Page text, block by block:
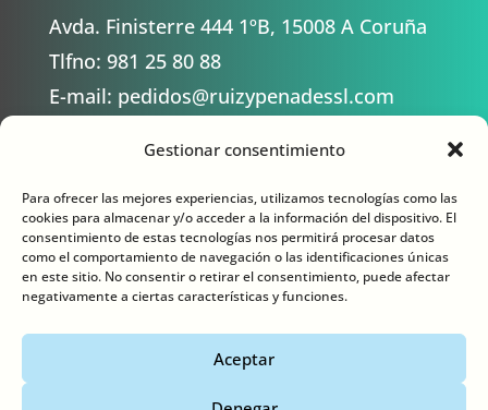
Gestionar consentimiento
Para ofrecer las mejores experiencias, utilizamos tecnologías como las
cookies para almacenar y/o acceder a la información del dispositivo. El
consentimiento de estas tecnologías nos permitirá procesar datos
como el comportamiento de navegación o las identificaciones únicas
en este sitio. No consentir o retirar el consentimiento, puede afectar
negativamente a ciertas características y funciones.
Aceptar
Avda. Finisterre 444 1ºB, 15008 A Coruña
Tlfno: 981 25 80 88
E-mail: pedidos@ruizypenadessl.com
Contacto